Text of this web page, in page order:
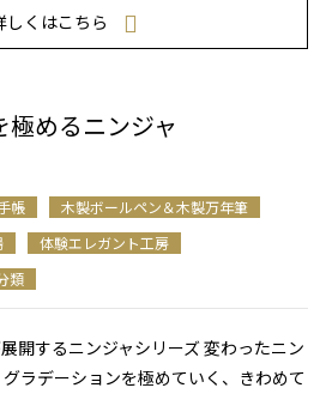
しくはこちら
めるニンジャ
帳
木製ボールペン＆木製万年筆
体験エレガント工房
類
開するニンジャシリーズ 変わったニン
グラデーションを極めていく、きわめて